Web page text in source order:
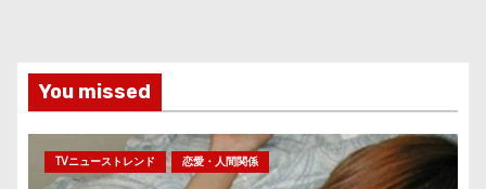
You missed
TVニューストレンド 恋愛・人間関係